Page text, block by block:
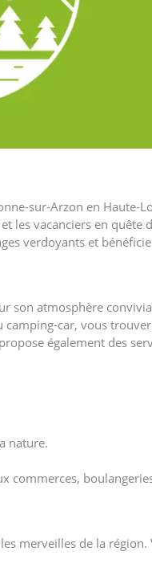
sur-Arzon en Haute-
les vacanciers en quête
verdoyants et
son atmosphère
camping-car, vous
également des
nature.
commerces,
merveilles de la région.